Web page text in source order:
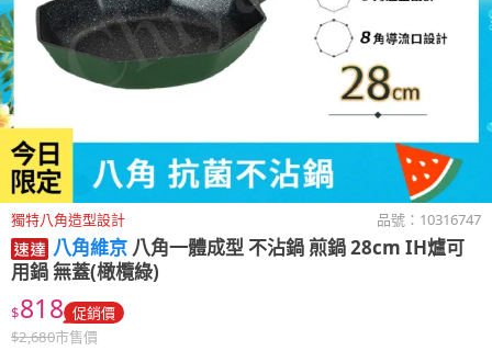
獨特八角造型設計 品號： 10316747
八角維京 八角一體成型 不沾鍋 煎鍋 28cm IH爐可
用鍋 無蓋(橄欖綠)
$818 促銷價
$2,680市售價